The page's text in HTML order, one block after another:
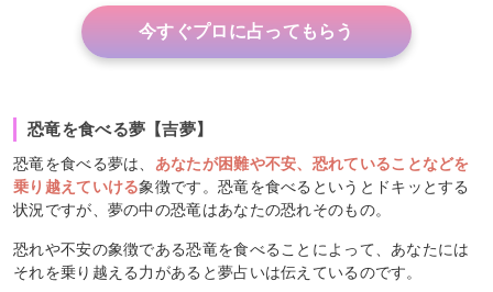
今すぐプロに占ってもらう
恐竜を食べる夢【吉夢】
恐竜を食べる夢は、 あなたが困難や不安、恐れていることなどを
乗り越えていける象徴です。恐竜を食べるというとドキッとする
状況ですが、夢の中の恐竜はあなたの恐れそのもの。
恐れや不安の象徴である恐竜を食べることによって、あなたには
それを乗り越える力があると夢占いは伝えているのです。